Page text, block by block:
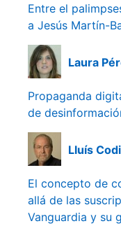
Entre el
a Jesús Martín-
Laura
Propaganda
de
Lluís
El concepto de
allá de las
Vanguardia y su